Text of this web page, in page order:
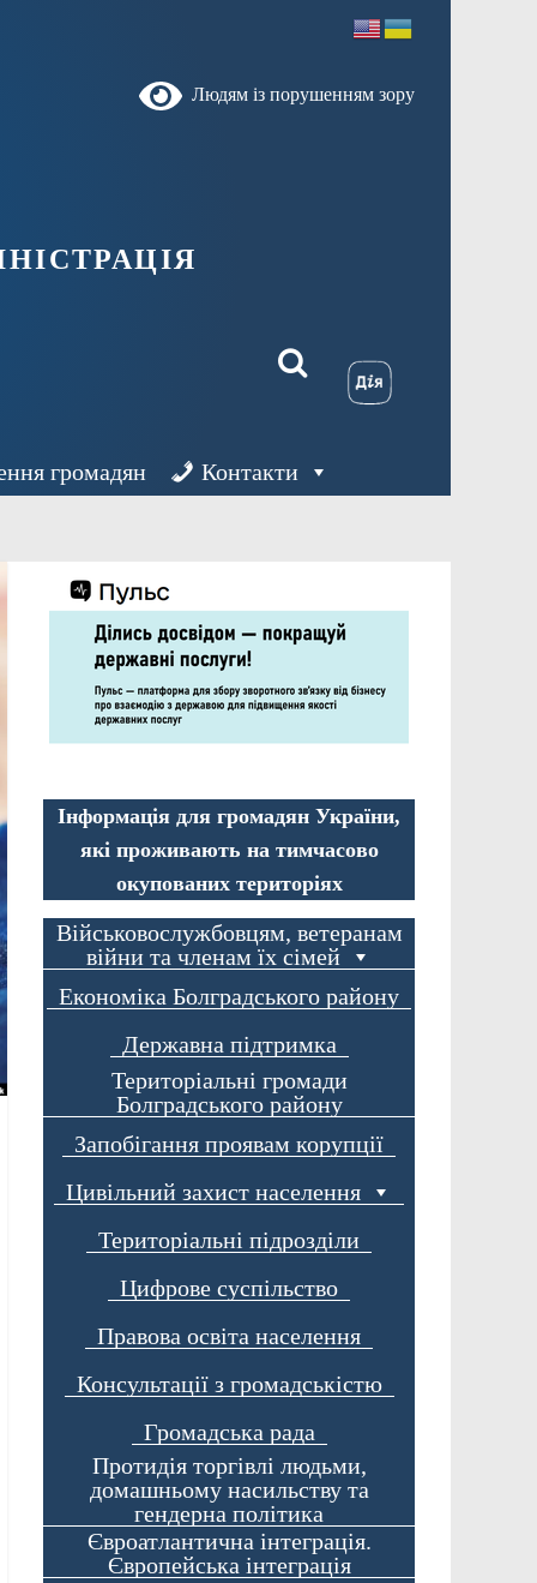
Людям із порушенням зору
громадян Контакти
Інформація для громадян України,
які проживають на тимчасово
окупованих територіях
Військовослужбовцям, ветеранам
війни та членам їх сімей
Економіка Болградського району
Державна підтримка
Територіальні громади
Болградського району
Запобігання проявам корупції
Цивільний захист населення
Територіальні підрозділи
Цифрове суспільство
Правова освіта населення
Консультації з громадськістю
Громадська рада
Протидія торгівлі людьми,
домашньому насильству та
гендерна політика
Євроатлантична інтеграція.
Європейська інтеграція